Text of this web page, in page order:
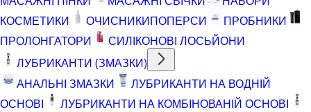
КОСМЕТИКИ
ОЧИСНИКИПОПЕРСИ
ПРОБНИКИ
ПРОЛОНГАТОРИ
СИЛІКОНОВІ ЛОСЬЙОНИ
ЛУБРИКАНТИ (ЗМАЗКИ)
АНАЛЬНІ ЗМАЗКИ
ЛУБРИКАНТИ НА ВОДНІЙ
ОСНОВІ
ЛУБРИКАНТИ НА КОМБІНОВАНІЙ ОСНОВІ